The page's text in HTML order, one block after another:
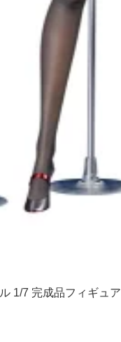
1/7 完成品フィギュア